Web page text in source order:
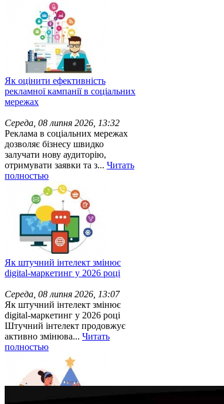
Як оцінити ефективність
рекламної кампанії в соціальних
мережах
Середа, 08 липня 2026, 13:32
Реклама в соціальних мережах
дозволяє бізнесу швидко
залучати нову аудиторію,
отримувати заявки та з... Читать
полностью
Як штучний інтелект змінює
digital-маркетинг у 2026 році
Середа, 08 липня 2026, 13:07
Як штучний інтелект змінює
digital-маркетинг у 2026 році
Штучний інтелект продовжує
активно змінюва... Читать
полностью